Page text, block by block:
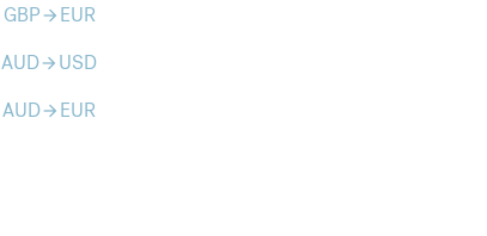
GBParrow_forward EUR
AUDarrow_forward USD
AUDarrow_forward EUR